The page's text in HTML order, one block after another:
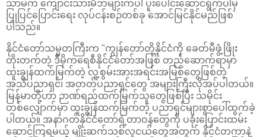
သာမက ကျောင်းသားမိဘများကပါ ပူးပေါင်းဆောင်ရွက်ပါမှ
ပြုပြင်ပြောင်းရေး လုပ်ငန်းစဉ်တစ်ခု အောင်မြင်နိုင်မည်ဖြစ်
ပါသည်။
နိုင်ငံတော်သမ္မတကြီးက "ကျွန်တော်တို့နိုင်ငံကို ခေတ်မီဖွံ့ဖြိုး
တိုးတက်တဲ့ ဒီမိုကရေစီနိုင်ငံတော်အဖြစ် တည်ဆောက်ရာမှာ
ထူးချွန်ထက်မြက်တဲ့ လူ့စွမ်းအားအရင်းအမြစ်တွေဖြစ်တဲ့
အသိပညာရှင်၊ အတတ်ပညာရှင်တွေ အများကြီးလိုအပ်ပါတယ်။
မြန်မာတို့ဟာ ဉာဏ်ရည်ထက်မြက်သူတွေဖြစ်ပြီး သမိုင်း
တစ်လျှောက်မှာ ထူးချွန်ထက်မြက်တဲ့ ပညာရှင်များစွာပေါ်ထွက်ခဲ့
ပါတယ်။ အနာဂတ်နိုင်ငံတော်ရဲ့တာဝန်တွေကို ပခုံးပြောင်းထမ်း
ဆောင်ကြရမယ့် မျိုးဆက်သစ်လူငယ်တွေအတွက် နိုင်ငံတကာနဲ့